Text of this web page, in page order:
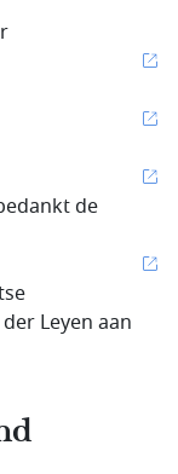
de
Leyen aan